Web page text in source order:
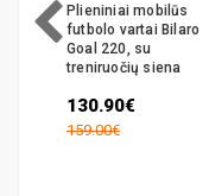
Plieniniai mobilūs
futbolo vartai Bilaro
Goal 220, su
treniruočių siena
130.90€
159.00€